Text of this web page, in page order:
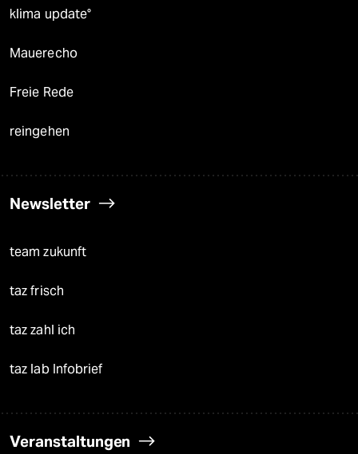
klima update°
Mauerecho
Freie Rede
reingehen
Newsletter
team zukunft
taz frisch
taz zahl ich
taz lab Infobrief
Veranstaltungen